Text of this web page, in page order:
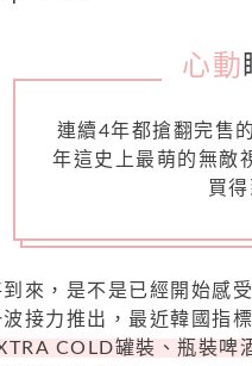
心動
連續4年都搶翻完售的
年這史上最萌的無敵
買
來，是不是已經開始感
接力推出，最近韓國指
COLD罐裝、瓶裝啤